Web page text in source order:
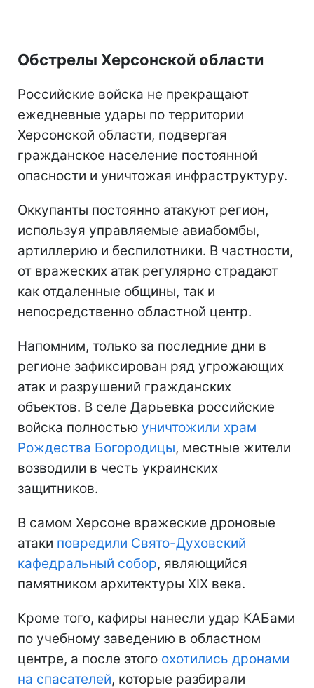
Обстрелы Херсонской области
Российские войска не прекращают
ежедневные удары по территории
Херсонской области, подвергая
гражданское население постоянной
опасности и уничтожая инфраструктуру.
Оккупанты постоянно атакуют регион,
используя управляемые авиабомбы,
артиллерию и беспилотники. В частности,
от вражеских атак регулярно страдают
как отдаленные общины, так и
непосредственно областной центр.
Напомним, только за последние дни в
регионе зафиксирован ряд угрожающих
атак и разрушений гражданских
объектов. В селе Дарьевка российские
войска полностью уничтожили храм
Рождества Богородицы, местные жители
возводили в честь украинских
защитников.
В самом Херсоне вражеские дроновые
атаки повредили Свято-Духовский
кафедральный собор, являющийся
памятником архитектуры XIX века.
Кроме того, кафиры нанесли удар КАБами
по учебному заведению в областном
центре, а после этого охотились дронами
на спасателей, которые разбирали